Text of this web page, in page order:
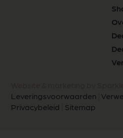
Leveringsvoorwaarden
Privacybeleid
Sitemap